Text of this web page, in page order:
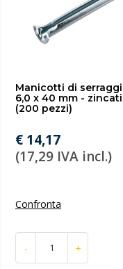
Manicotti di
6,0 x 40 mm - zincati
(200 pezzi)
€ 14,17
(17,29 IVA incl.)
Confronta
- +